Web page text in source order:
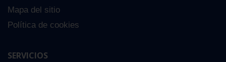
Mapa del sitio
Política de cookies
SERVICIOS